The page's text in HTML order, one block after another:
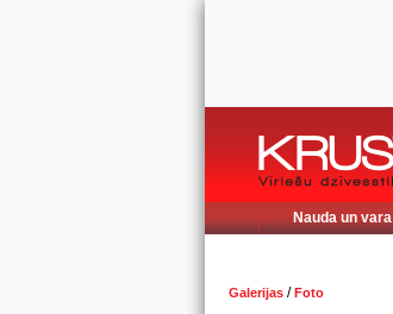
Nauda un vara
Galerijas /Foto